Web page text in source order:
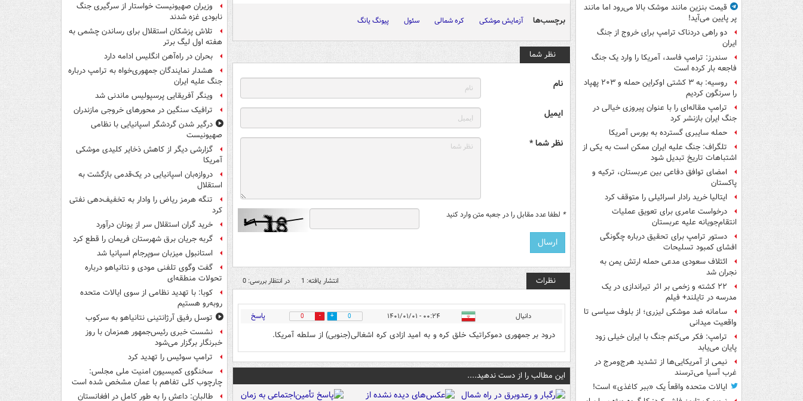
قیمت بنزین مانند موشک بالا می‌رود اما مانند
پر پایین می‌آید!
دو راهی دردناک ترامپ برای خروج از جنگ
ایران
سندرز: ترامپ فاسد، آمریکا را وارد یک جنگ
فاجعه بار کرده است
روسیه: به ۳ کشتی اوکراین حمله و ۲۰۳ پهپاد
را سرنگون کردیم
ترامپ مقاله‌ای را با عنوان پیروزی خیالی در
جنگ ایران بازنشر کرد
حمله سایبری گسترده به بورس آمریکا
تلگراف: جنگ علیه ایران ممکن است به یکی از
اشتباهات تاریخ تبدیل شود
امضای توافق دفاعی بین عربستان، ترکیه و
پاکستان
ایتالیا خرید رادار اسرائیلی را متوقف کرد
درخواست عامری برای تعویق عملیات
انتقام‌جویانه علیه عربستان
دستور ترامپ برای تحقیق درباره چگونگی
افشای کمبود تسلیحات
ائتلاف سعودی مدعی حمله ارتش یمن به
نجران شد
۲۲ کشته و زخمی بر اثر تیراندازی در یک
مدرسه در تایلند+ فیلم
سامانه ضد موشکی لیزری؛ از بلوف سیاسی تا
واقعیت میدانی
ترامپ: فکر می‌کنم جنگ با ایران خیلی زود
پایان می‌یابد
نیمی از آمریکایی‌ها از تشدید هرج‌ومرج در
غرب آسیا می‌ترسند
ایالات متحده واقعاً یک «ببر کاغذی» است!
برچسب‌ها آزمایش موشکی کره شمالی سئول پیونگ یانگ
نظر شما
نام
ایمیل
نظر شما *
* لطفا عدد مقابل را در جعبه متن وارد کنید
نظرات انتشار یافته: 1 در انتظار بررسی: 0
دانیال ۰۰:۲۴ - ۱۴۰۱/۰۱/۰۱ 0
0 پاسخ
درود بر جمهوری دموکراتیک خلق کره و به امید ازادی کره اشغالی(جنوبی) از سلطه آمریکا.
این مطالب را از دست ندهید....
وزیران صهیونیست خواستار از سرگیری جنگ
نابودی غزه شدند
تلاش پزشکان استقلال برای رساندن چشمی به
هفته اول لیگ برتر
بحران در راه‌آهن انگلیس ادامه دارد
هشدار نمایندگان جمهوری‌خواه به ترامپ درباره
جنگ علیه ایران
وینگر آفریقایی پرسپولیس ماندنی شد
ترافیک سنگین در محورهای خروجی مازندران
درگیر شدن گردشگر اسپانیایی با نظامی
صهیونیست
گزارشی دیگر از کاهش ذخایر کلیدی موشکی
آمریکا
دروازه‌بان اسپانیایی در یک‌قدمی بازگشت به
استقلال
تنگه هرمز ریاض را وادار به تخفیف‌دهی نفتی
کرد
خرید گران استقلال سر از یونان درآورد
گربه جریان برق شهرستان فریمان را قطع کرد
استانبول میزبان سوپرجام اسپانیا شد
گفت وگوی تلفنی مودی و نتانیاهو درباره
تحولات منطقه‌ای
کوبا: با تهدید نظامی از سوی ایالات متحده
روبه‌رو هستیم
توسل رفیق آرژانتینی نتانیاهو به سرکوب
نشست خبری رئیس‌جمهور همزمان با روز
خبرنگار برگزار می‌شود
ترامپ سوئیس را تهدید کرد
سخنگوی کمیسیون امنیت ملی مجلس:
چارچوب کلی تفاهم با عمان مشخص شده است
طالبان: داعش را به طور کامل در افغانستان